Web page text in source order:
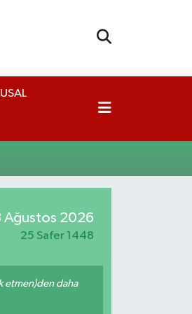
Ağustos 2026
25 Safer 1448
etmen)den daha